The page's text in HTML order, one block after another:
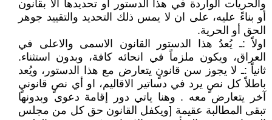
والحريات الواردة في هذا الدستور أو تحديدها الا بقانون
أو بناءً عليه، على ان لا يمس ذلك التحديد والتقييد جوهر
الحق أو الحرية.
اولاً :ـ يُعدُ هذا الدستور القانون الاسمى والاعلى في
العراق، ويكون ملزماً في انحائه كافة، وبدون استثناء.
ثانياً :ـ لا يجوز سن قانونٍ يتعارض مع هذا الدستور، ويُعد
باطلاً كل نصٍ يرد في دساتير الاقاليم، او أي نصٍ قانونيٍ
آخر يتعارض معه . وهنا ياتي دور إقامة دعوى وبدونها
تبقى المطالبة عقيمة [ويكفل القانون حق كل من مجلس